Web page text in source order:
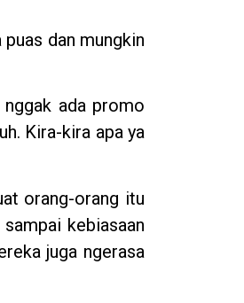
dan mungkin
ada promo
Kira-kira apa ya
orang-orang itu
kebiasaan
juga ngerasa